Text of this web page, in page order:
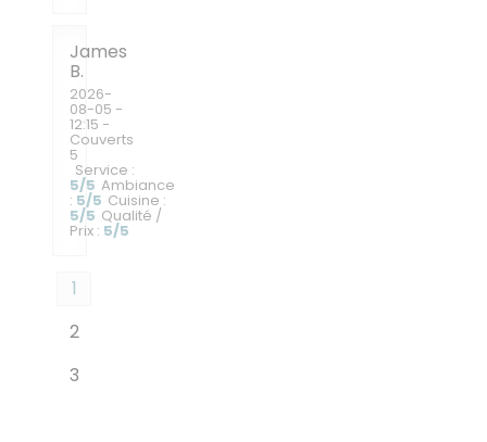
James
B
2026-
08-05 -
12:15 -
Couverts
5
Service :
5/5 Ambiance
: 5/5 Cuisine :
5/5 Qualité /
Prix : 5/5
1
2
3